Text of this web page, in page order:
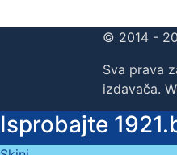
© 2014 -
Sva prava
izdavača.
Isprobajte